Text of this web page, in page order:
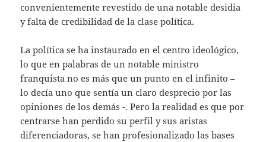
convenientemente revestido de una notable desidia
y falta de credibilidad de la clase política.
La política se ha instaurado en el centro ideológico,
lo que en palabras de un notable ministro
franquista no es más que un punto en el infinito –
lo decía uno que sentía un claro desprecio por las
opiniones de los demás -. Pero la realidad es que por
centrarse han perdido su perfil y sus aristas
diferenciadoras, se han profesionalizado las bases